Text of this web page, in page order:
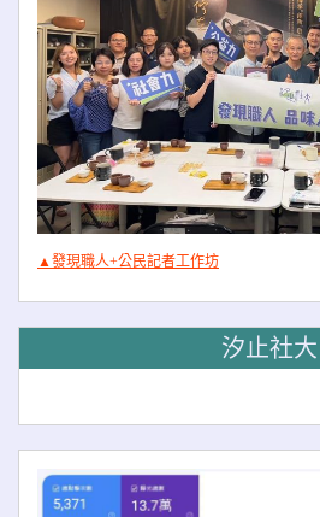
▲發現職人+公民記者工作坊
汐止社大